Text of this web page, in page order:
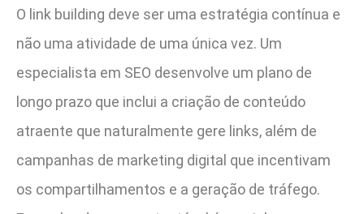
O link building deve ser uma estratégia contínua e
não uma atividade de uma única vez. Um
especialista em SEO desenvolve um plano de
longo prazo que inclui a criação de conteúdo
atraente que naturalmente gere links, além de
campanhas de marketing digital que incentivam
os compartilhamentos e a geração de tráfego.